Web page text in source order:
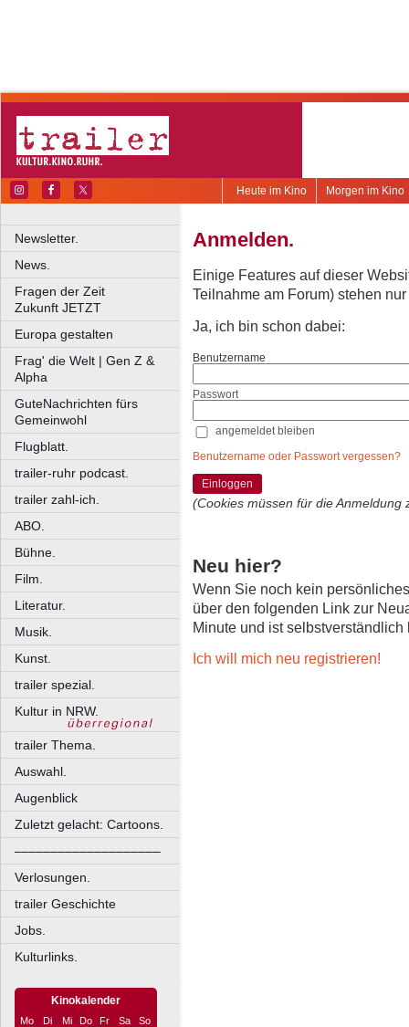
Morgen im Kino
Heute im Kino
Newsletter.
News.
Fragen der Zeit
Zukunft JETZT
Europa gestalten
Frag' die Welt | Gen Z &
Alpha
GuteNachrichten fürs
Gemeinwohl
Flugblatt.
trailer-ruhr podcast.
trailer zahl-ich.
ABO.
Bühne.
Film.
Literatur.
Musik.
Kunst.
trailer spezial.
Kultur in NRW.
trailer Thema.
Auswahl.
Augenblick
Zuletzt gelacht: Cartoons.
––––––––––––––––––––
Verlosungen.
trailer Geschichte
Jobs.
Kulturlinks.
Kinokalender
Mo Di Mi Do Fr Sa
So
Anmelden.
Einige Features auf dieser
Teilnahme am Forum) stehen
Ja, ich bin schon dabei:
Benutzername
Passwort
angemeldet bleiben
Benutzername oder Passwort vergessen?
Einloggen
(Cookies müssen für die Anmeldung
Neu hier?
Wenn Sie noch kein
über den folgenden Link zur
Minute und ist selbstverständlich
Ich will mich neu registrieren!